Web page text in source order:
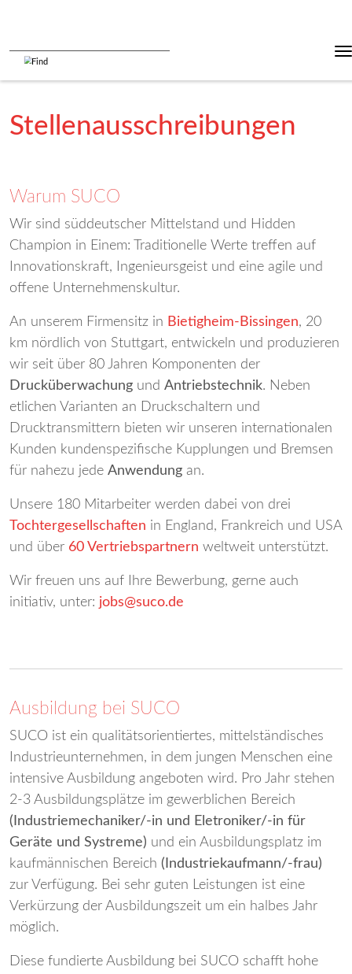
Stellenausschreibungen
Warum SUCO
Wir sind süddeutscher Mittelstand und Hidden
Champion in Einem: Traditionelle Werte treffen auf
Innovationskraft, Ingenieursgeist und eine agile und
offene Unternehmenskultur.
An unserem Firmensitz in Bietigheim-Bissingen, 20
km nördlich von Stuttgart, entwickeln und produzieren
wir seit über 80 Jahren Komponenten der
Drucküberwachung und Antriebstechnik. Neben
etlichen Varianten an Druckschaltern und
Drucktransmittern bieten wir unseren internationalen
Kunden kundenspezifische Kupplungen und Bremsen
für nahezu jede Anwendung an.
Unsere 180 Mitarbeiter werden dabei von drei
Tochtergesellschaften in England, Frankreich und USA
und über 60 Vertriebspartnern weltweit unterstützt.
Wir freuen uns auf Ihre Bewerbung, gerne auch
initiativ, unter: jobs@suco.de
Ausbildung bei SUCO
SUCO ist ein qualitätsorientiertes, mittelständisches
Industrieunternehmen, in dem jungen Menschen eine
intensive Ausbildung angeboten wird. Pro Jahr stehen
2-3 Ausbildungsplätze im gewerblichen Bereich
(Industriemechaniker/-in und Eletroniker/-in für
Geräte und Systreme) und ein Ausbildungsplatz im
kaufmännischen Bereich (Industriekaufmann/-frau)
zur Verfügung. Bei sehr guten Leistungen ist eine
Verkürzung der Ausbildungszeit um ein halbes Jahr
möglich.
Diese fundierte Ausbildung bei SUCO schafft hohe